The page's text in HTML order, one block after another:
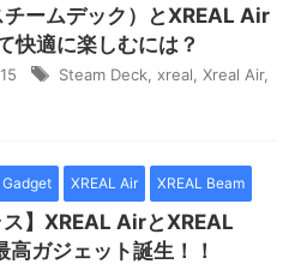
ームデック）とXREAL Air
快適に楽しむには？
Steam Deck xreal Xreal Air,
Gadget XREAL Air XREAL Beam
ス】XREAL AirとXREAL
高ガジェット誕生！！